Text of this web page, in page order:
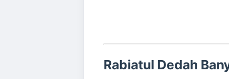
Rabiatul Dedah